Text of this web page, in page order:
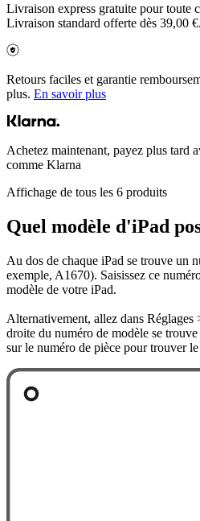
Livraison express gratuite pour toute
Livraison standard offerte dès 39,00 €.
Retours faciles et garantie
plus. En savoir plus
Achetez maintenant, payez plus tard
comme Klarna
Affichage de tous les 6 produits
Quel modèle d'iPad
Au dos de chaque iPad se trouve un
exemple, A1670). Saisissez ce
modèle de votre iPad.
Alternativement, allez dans
droite du numéro de modèle se
sur le numéro de pièce pour trouver